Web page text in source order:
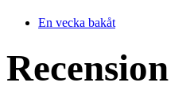
En vecka bakåt
Recension